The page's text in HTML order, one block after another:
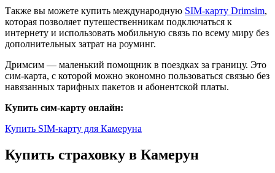
Также вы можете купить международную SIM-карту Drimsim,
которая позволяет путешественникам подключаться к
интернету и использовать мобильную связь по всему миру без
дополнительных затрат на роуминг.
Дримсим — маленький помощник в поездках за границу. Это
сим-карта, с которой можно экономно пользоваться связью без
навязанных тарифных пакетов и абонентской платы.
Купить сим-карту онлайн:
Купить SIM-карту для Камеруна
Купить страховку в Камерун